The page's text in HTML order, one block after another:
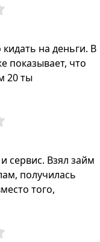
на деньги. В
показывает, что
20 ты
сервис. Взял займ
получилась
того,